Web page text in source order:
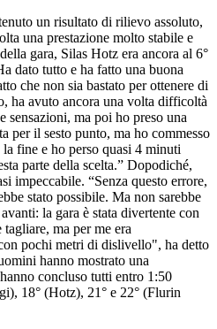
un risultato di rilievo assoluto,
una prestazione molto stabile e
gara, Silas Hotz era ancora al 6°
dato tutto e ha fatto una buona
che non sia bastato per ottenere di
ha avuto ancora una volta difficoltà
sensazioni, ma poi ho preso una
per il sesto punto, ma ho commesso
fine e ho perso quasi 4 minuti
parte della scelta.” Dopodiché,
impeccabile. “Senza questo errore,
stato possibile. Ma non sarebbe
la gara è stata divertente con
ma per me era
pochi metri di dislivello", ha detto
hanno mostrato una
concluso tutti entro 1:50
18° (Hotz), 21° e 22° (Flurin